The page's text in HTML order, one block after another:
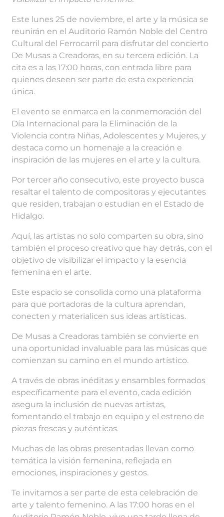
Este lunes 25 de noviembre, el arte y la música se
reunirán en el Auditorio Ramón Noble del Centro
Cultural del Ferrocarril para disfrutar del concierto
De Musas a Creadoras, en su tercera edición. La
cita es a las 17:00 horas, con entrada libre para
quienes deseen ser parte de esta experiencia
única.
El evento se enmarca en la conmemoración del
Día Internacional para la Eliminación de la
Violencia contra Niñas, Adolescentes y Mujeres, y
destaca como un homenaje a la creación e
inspiración de las mujeres en el arte y la cultura.
Por tercer año consecutivo, este proyecto busca
resaltar el talento de compositoras y ejecutantes
que residen, trabajan o estudian en el Estado de
Hidalgo.
Aquí, las artistas no solo comparten su obra, sino
también el proceso creativo que hay detrás, con el
objetivo de visibilizar el impacto y la esencia
femenina en el arte.
Este espacio se consolida como una plataforma
para que portadoras de la cultura aprendan,
conecten y materialicen sus ideas artísticas.
De Musas a Creadoras también se convierte en
una oportunidad invaluable para las músicas que
comienzan su camino en el mundo artístico.
A través de obras inéditas y ensambles formados
específicamente para el evento, cada edición
asegura la inclusión de nuevas artistas,
fomentando el trabajo en equipo y el estreno de
piezas frescas y auténticas.
Muchas de las obras presentadas llevan como
temática la visión femenina, reflejada en
emociones, inspiraciones y gestos.
Te invitamos a ser parte de esta celebración de
arte y talento femenino. A las 17:00 horas en el